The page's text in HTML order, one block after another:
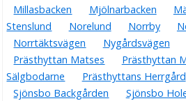
Millasbacken
Mjölnarbacken
Stenslund
Norelund Norrby
Norrtäktsvägen
Nygårdsvägen
Prästhyttan Matses
Prästhyttan
Sälgbodarne
Prästhyttans Herrgård
Sjönsbo Backgården
Sjönsbo